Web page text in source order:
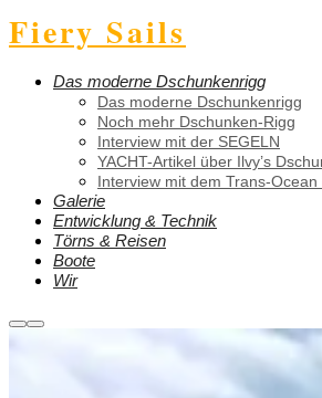
Fiery Sails
Das moderne Dschunkenrigg
Das moderne Dschunkenrigg
Noch mehr Dschunken-Rigg
Interview mit der SEGELN
YACHT-Artikel über Ilvy’s
Interview mit dem Trans-Ocean
Galerie
Entwicklung & Technik
Törns & Reisen
Boote
Wir
Weitere
Hauptmenü